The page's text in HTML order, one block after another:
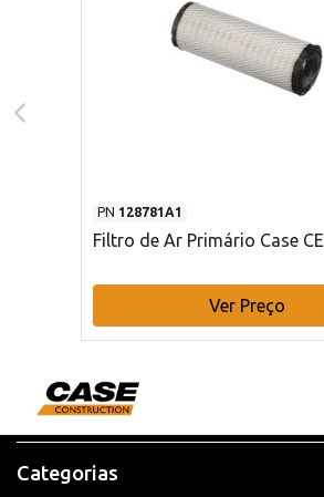
PN 128781A1
Filtro de Ar Primário Case CE
Ver Preço
Categorias